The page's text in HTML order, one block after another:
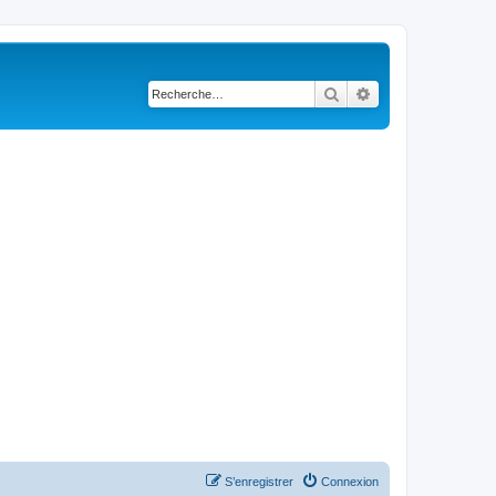
Rechercher
Connexion
S’enregistrer